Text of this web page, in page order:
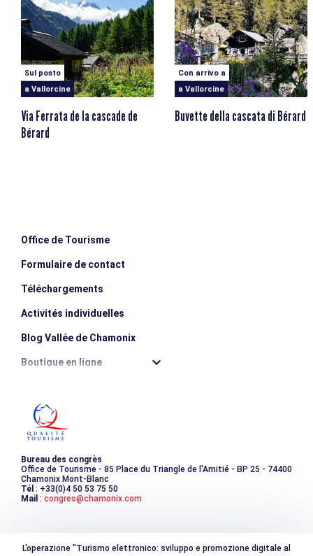
falso coniatore Joseph Samuel Farinet, che si sarebbe
rifugiato nella grotta vicina...
Sul posto
a Vallorcine
Via Ferrata de la cascade de
Bérard
Con arrivo a
a Vallorcine
Buvette della cascata di Bérard
Office de Tourisme
Formulaire de contact
Téléchargements
Activités individuelles
Blog Vallée de Chamonix
Boutique en ligne
Les incontournables
Photothèque
Bureau des congrès
Office de Tourisme - 85 Place du Triangle de l'Amitié - BP 25 - 74400
Chamonix Mont-Blanc
Tél : +33(0)4 50 53 75 50
Mail : congres@chamonix.com
L'operazione "Turismo elettronico: sviluppo e promozione digitale al